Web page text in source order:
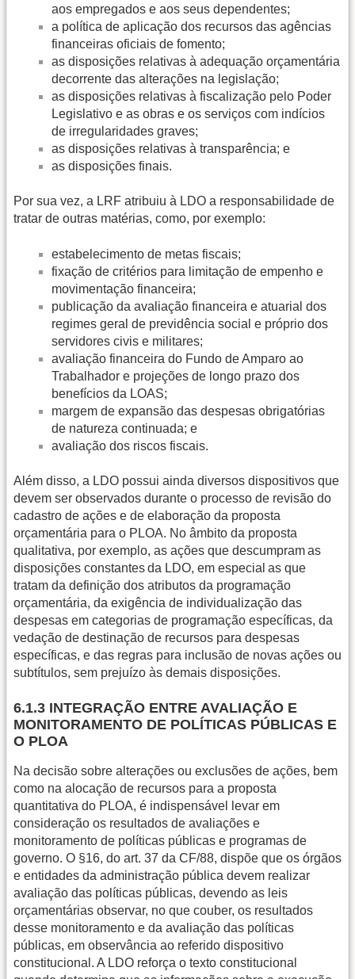
aos empregados e aos seus dependentes;
a política de aplicação dos recursos das agências
financeiras oficiais de fomento;
as disposições relativas à adequação orçamentária
decorrente das alterações na legislação;
as disposições relativas à fiscalização pelo Poder
Legislativo e as obras e os serviços com indícios
de irregularidades graves;
as disposições relativas à transparência; e
as disposições finais.
Por sua vez, a LRF atribuiu à LDO a responsabilidade de
tratar de outras matérias, como, por exemplo:
estabelecimento de metas fiscais;
fixação de critérios para limitação de empenho e
movimentação financeira;
publicação da avaliação financeira e atuarial dos
regimes geral de previdência social e próprio dos
servidores civis e militares;
avaliação financeira do Fundo de Amparo ao
Trabalhador e projeções de longo prazo dos
benefícios da LOAS;
margem de expansão das despesas obrigatórias
de natureza continuada; e
avaliação dos riscos fiscais.
Além disso, a LDO possui ainda diversos dispositivos que
devem ser observados durante o processo de revisão do
cadastro de ações e de elaboração da proposta
orçamentária para o PLOA. No âmbito da proposta
qualitativa, por exemplo, as ações que descumpram as
disposições constantes da LDO, em especial as que
tratam da definição dos atributos da programação
orçamentária, da exigência de individualização das
despesas em categorias de programação específicas, da
vedação de destinação de recursos para despesas
específicas, e das regras para inclusão de novas ações ou
subtítulos, sem prejuízo às demais disposições.
6.1.3 INTEGRAÇÃO ENTRE AVALIAÇÃO E
MONITORAMENTO DE POLÍTICAS PÚBLICAS E
O PLOA
Na decisão sobre alterações ou exclusões de ações, bem
como na alocação de recursos para a proposta
quantitativa do PLOA, é indispensável levar em
consideração os resultados de avaliações e
monitoramento de políticas públicas e programas de
governo. O §16, do art. 37 da CF/88, dispõe que os órgãos
e entidades da administração pública devem realizar
avaliação das políticas públicas, devendo as leis
orçamentárias observar, no que couber, os resultados
desse monitoramento e da avaliação das políticas
públicas, em observância ao referido dispositivo
constitucional. A LDO reforça o texto constitucional